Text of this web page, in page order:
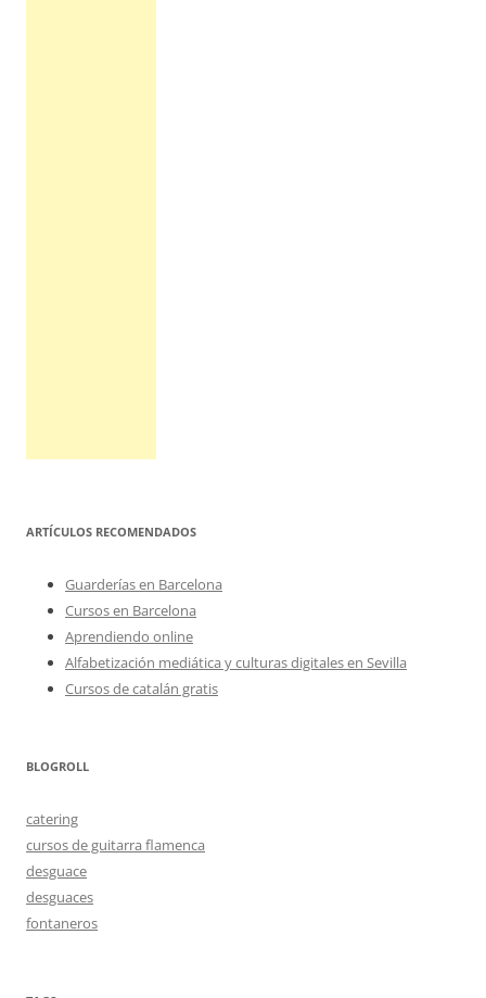
ARTÍCULOS RECOMENDADOS
Guarderías en Barcelona
Cursos en Barcelona
Aprendiendo online
Alfabetización mediática y culturas digitales en Sevilla
Cursos de catalán gratis
BLOGROLL
catering
cursos de guitarra flamenca
desguace
desguaces
fontaneros